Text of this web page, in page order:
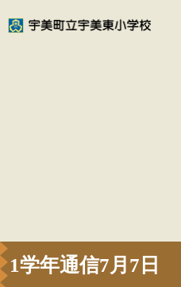
1学年通信7月7日